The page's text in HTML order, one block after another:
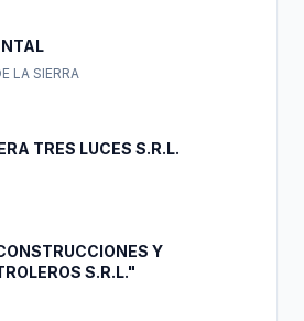
LA SIERRA
TRES LUCES S.R.L.
Y
S.R.L."